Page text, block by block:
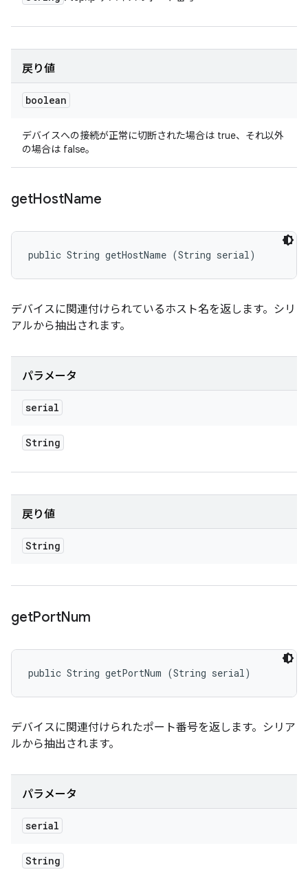
戻り値
boolean
デバイスへの接続が正常に切断された場合は true、それ以外
の場合は false。
getHostName
public String getHostName (String serial)
デバイスに関連付けられているホスト名を返します。シリ
アルから抽出されます。
パラメータ
serial
String
戻り値
String
getPortNum
public String getPortNum (String serial)
デバイスに関連付けられたポート番号を返します。シリア
ルから抽出されます。
パラメータ
serial
String